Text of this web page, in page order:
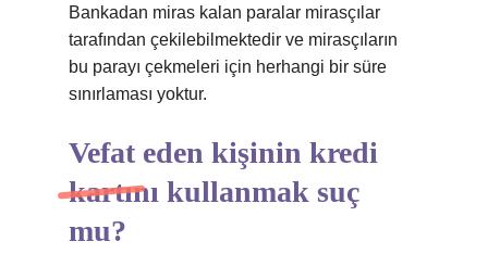
Bankadan miras kalan paralar mirasçılar
tarafından çekilebilmektedir ve mirasçıların
bu parayı çekmeleri için herhangi bir süre
sınırlaması yoktur.
Vefat eden kişinin kredi
kartını kullanmak suç
mu?